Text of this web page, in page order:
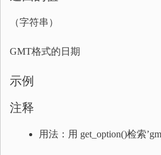
（字符串）
GMT格式的日期
示例
注释
用法：用 get_option()检索